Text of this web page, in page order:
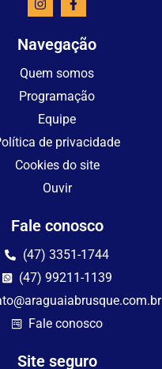
Navegação
Quem somos
Programação
Equipe
de privacidade
Cookies do site
Ouvir
Fale conosco
(47) 3351-1744
(47) 99211-1139
Fale conosco
Site seguro